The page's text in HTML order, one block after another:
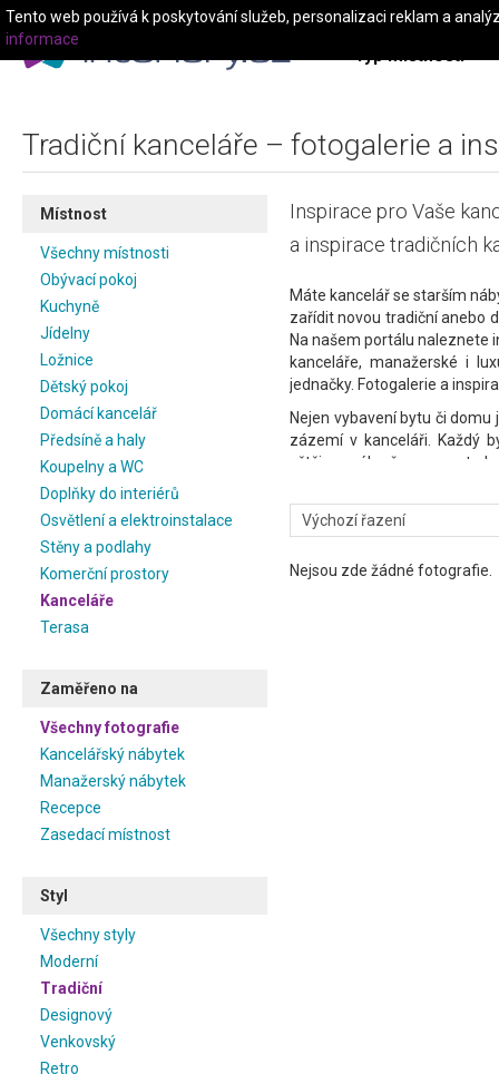
Typ místnosti
Tradiční kanceláře – fotogalerie a
Místnost
Všechny místnosti
Obývací pokoj
Kuchyně
Jídelny
Ložnice
Dětský pokoj
Domácí kancelář
Předsíně a haly
Koupelny a WC
Doplňky do interiérů
Osvětlení a elektroinstalace
Stěny a podlahy
Komerční prostory
Kanceláře
Terasa
Zaměřeno na
Všechny fotografie
Kancelářský nábytek
Manažerský nábytek
Recepce
Zasedací místnost
Styl
Všechny styly
Moderní
Tradiční
Designový
Venkovský
Retro
Inspirace pro Vaše
a inspirace tradičních
Máte kancelář se starším
zařídit novou tradiční anebo
Na našem portálu naleznete
kanceláře, manažerské i
jednačky. Fotogalerie a
Nejen vybavení bytu či
zázemí v kanceláři. Každý
většinu svého času, a proto
Inspirativní fotografie
zařizování kanceláře a při
pracovnímu výkonu a
Nejsou zde žádné fotografie.
Tento web používá k poskytování služeb, personalizaci reklam a
informace